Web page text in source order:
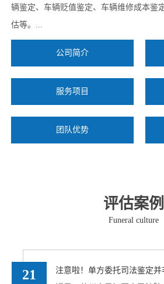
辆鉴定、车辆贬值鉴定、车辆维修成本鉴
估等。...
公司简介
服务项目
团队优势
评估案例
Funeral culture
21
注意啦！单方委托司法鉴定并